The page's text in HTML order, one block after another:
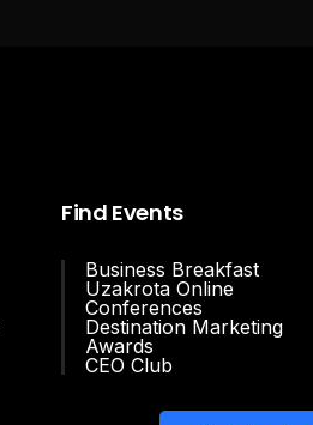
Find Events
Business Breakfast
Uzakrota Online
Conferences
Destination Marketing
Awards
CEO Club